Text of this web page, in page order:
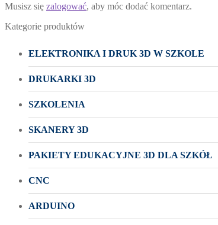
Musisz się zalogować, aby móc dodać komentarz.
Kategorie produktów
ELEKTRONIKA I DRUK 3D W SZKOLE
DRUKARKI 3D
SZKOLENIA
SKANERY 3D
PAKIETY EDUKACYJNE 3D DLA SZKÓŁ
CNC
ARDUINO